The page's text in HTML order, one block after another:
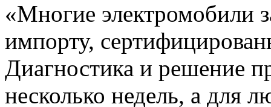
«Многие электромобили
импорту,
Диагностика и решение
несколько недель, а для